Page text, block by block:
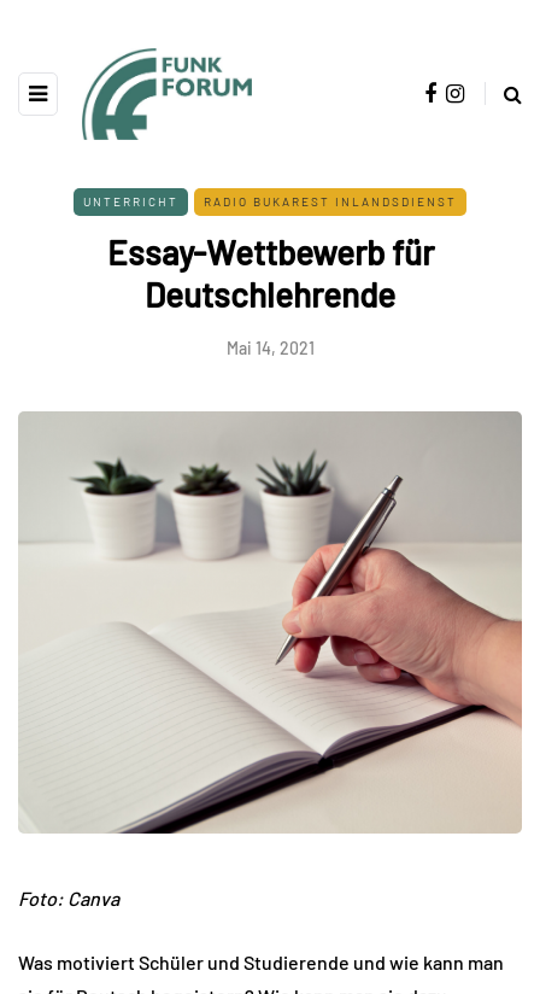
UNTERRICHT RADIO BUKAREST INLANDSDIENST
Essay-Wettbewerb für
Deutschlehrende
Mai 14, 2021
Foto: Canva
Was motiviert Schüler und Studierende und wie kann man